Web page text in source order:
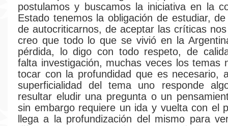
postulamos y buscamos la iniciativa en la
Estado tenemos la obligación de estudiar,
de autocriticarnos, de aceptar las críticas
creo que todo lo que se vivió en la
pérdida, lo digo con todo respeto, de
falta investigación, muchas veces los temas
tocar con la profundidad que es necesario,
superficialidad del tema uno responde
resultar eludir una pregunta o un
sin embargo requiere un ida y vuelta con el
llega a la profundización del mismo para